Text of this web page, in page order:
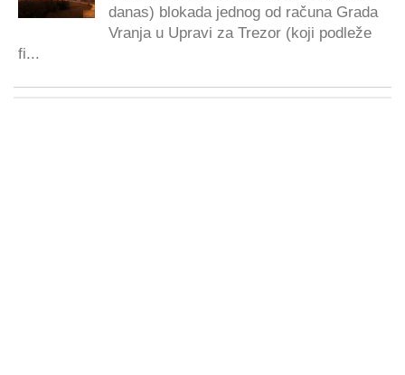
danas) blokada jednog od računa Grada
Vranja u Upravi za Trezor (koji podleže
fi...